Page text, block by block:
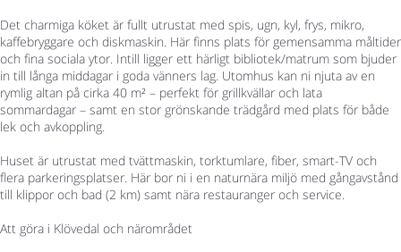
Det charmiga köket är fullt utrustat med spis, ugn, kyl, frys, mikro,
kaffebryggare och diskmaskin. Här finns plats för gemensamma måltider
och fina sociala ytor. Intill ligger ett härligt bibliotek/matrum som bjuder
in till långa middagar i goda vänners lag. Utomhus kan ni njuta av en
rymlig altan på cirka 40 m² – perfekt för grillkvällar och lata
sommardagar – samt en stor grönskande trädgård med plats för både
lek och avkoppling.
Huset är utrustat med tvättmaskin, torktumlare, fiber, smart-TV och
flera parkeringsplatser. Här bor ni i en naturnära miljö med gångavstånd
till klippor och bad (2 km) samt nära restauranger och service.
Att göra i Klövedal och närområdet